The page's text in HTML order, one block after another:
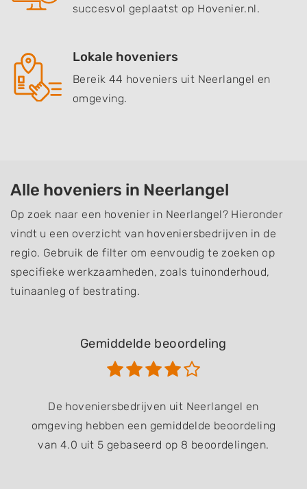
succesvol geplaatst op Hovenier.nl.
Lokale hoveniers
Bereik 44 hoveniers uit Neerlangel en
omgeving.
Alle hoveniers in Neerlangel
Op zoek naar een hovenier in Neerlangel? Hieronder
vindt u een overzicht van hoveniersbedrijven in de
regio. Gebruik de filter om eenvoudig te zoeken op
specifieke werkzaamheden, zoals tuinonderhoud,
tuinaanleg of bestrating.
Gemiddelde beoordeling
De hoveniersbedrijven uit Neerlangel en
omgeving hebben een gemiddelde beoordeling
van 4.0 uit 5 gebaseerd op 8 beoordelingen.